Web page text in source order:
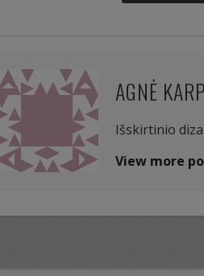
AGNĖ
Išskirtinio
View more